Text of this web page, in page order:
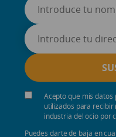
Acepto que mis
utilizados para recibir
industria del ocio por
Puedes darte de baja en